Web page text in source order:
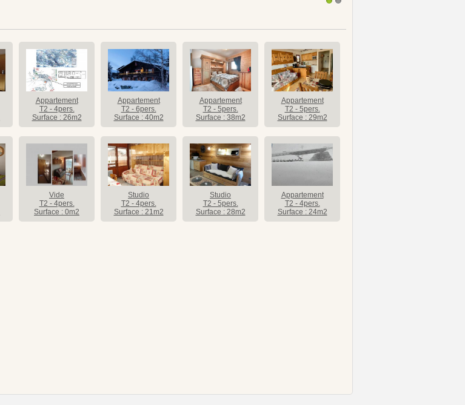
Appartement
T2 - 4pers.
Surface : 26m2
Appartement
T2 - 6pers.
Surface : 40m2
Appartement
T2 - 5pers.
Surface : 38m2
Appartement
T2 - 5pers.
Surface : 29m2
Vide
T2 - 4pers.
Surface : 0m2
Studio
T2 - 4pers.
Surface : 21m2
Studio
T2 - 5pers.
Surface : 28m2
Appartement
T2 - 4pers.
Surface : 24m2